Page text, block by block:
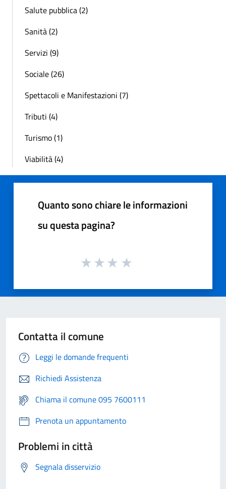
Salute pubblica (2)
Sanità (2)
Servizi (9)
Sociale (26)
Spettacoli e Manifestazioni (7)
Tributi (4)
Turismo (1)
Viabilità (4)
Quanto sono chiare le informazioni
su questa pagina?
Contatta il comune
Leggi le domande frequenti
Richiedi Assistenza
Chiama il comune 095 7600111
Prenota un appuntamento
Problemi in città
Segnala disservizio